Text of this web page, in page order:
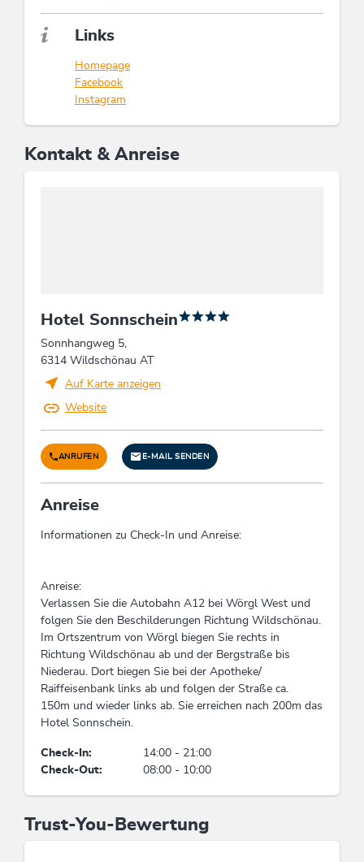
Links
Homepage
Facebook
Instagram
Kontakt & Anreise
Hotel Sonnschein
Sonnhangweg 5,
6314 Wildschönau AT
Auf Karte anzeigen
Website
ANRUFEN E-MAIL SENDEN
Anreise
Informationen zu Check-In und Anreise:
Anreise:
Verlassen Sie die Autobahn A12 bei Wörgl West und
folgen Sie den Beschilderungen Richtung Wildschönau.
Im Ortszentrum von Wörgl biegen Sie rechts in
Richtung Wildschönau ab und der Bergstraße bis
Niederau. Dort biegen Sie bei der Apotheke/
Raiffeisenbank links ab und folgen der Straße ca.
150m und wieder links ab. Sie erreichen nach 200m das
Hotel Sonnschein.
Check-In:
14:00 - 21:00
Check-Out:
08:00 - 10:00
Trust-You-Bewertung